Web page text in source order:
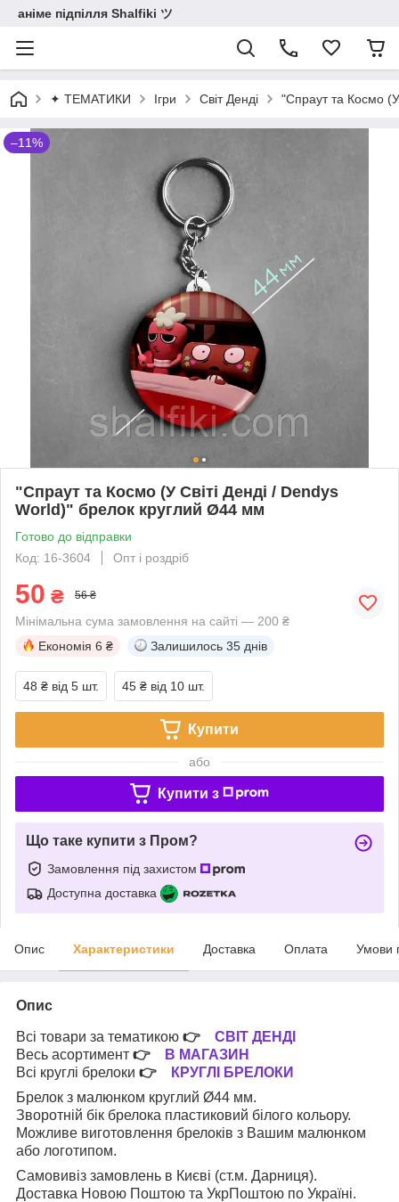
аніме підпілля Shalfiki ツ
✦ ТЕМАТИКИ Ігри Світ Денді "Спраут та Космо
–11%
"Спраут та Космо (У Світі Денді / Dendys
World)" брелок круглий Ø44 мм
Готово до відправки
Код: 16-3604
Опт і роздріб
50 ₴ 56 ₴
Мінімальна сума замовлення на сайті — 200 ₴
Економія 6 ₴ Залишилось 35 днів
48 ₴ від 5 шт. 45 ₴ від 10 шт.
Купити
або
Купити з
Що таке купити з Пром?
Замовлення під захистом
Доступна доставка
Опис Характеристики Доставка Оплата Умови
Опис
Всі товари за тематикою 👉 СВІТ ДЕНДІ
Весь асортимент 👉
В МАГАЗИН
Всі круглі брелоки 👉
КРУГЛІ БРЕЛОКИ
Брелок з малюнком круглий Ø44 мм.
Зворотній бік брелока пластиковий білого кольору.
Можливе виготовлення брелоків з Вашим малюнком
або логотипом.
Самовивіз замовлень в Києві (ст.м. Дарниця).
Доставка Новою Поштою та УкрПоштою по Україні.